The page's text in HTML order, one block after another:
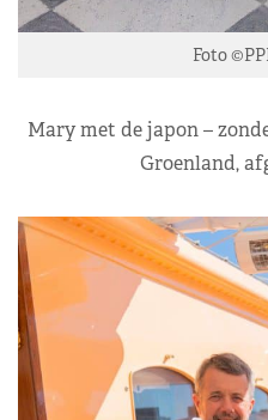
Foto
Mary met de japon –
Groenland,